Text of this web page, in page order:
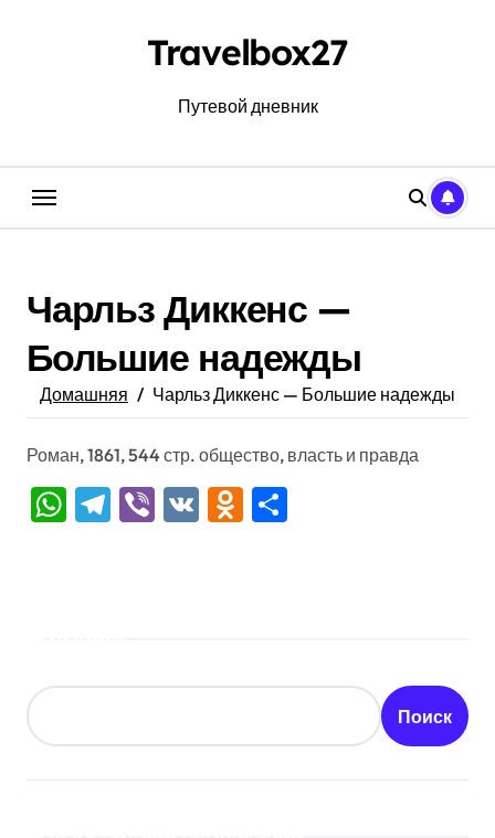
Travelbox27
Путевой дневник
Чарльз Диккенс —
Большие надежды
Домашняя Чарльз Диккенс — Большие надежды
Роман, 1861, 544 стр. общество, власть и правда
WhatsApp
Telegram
Viber
VK Odnoklassniki
Поиск